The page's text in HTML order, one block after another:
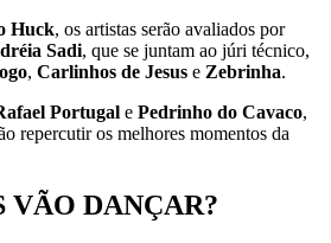
Huck, os artistas serão avaliados por
Sadi, que se juntam ao júri técnico,
, Carlinhos de Jesus e Zebrinha.
Portugal e Pedrinho do Cavaco,
repercutir os melhores momentos da
VÃO DANÇAR?